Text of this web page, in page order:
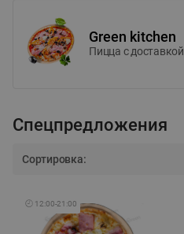
Green kitchen
Пицца c
Спецпредложения
Сортировка:
🕘 12:00-21:00